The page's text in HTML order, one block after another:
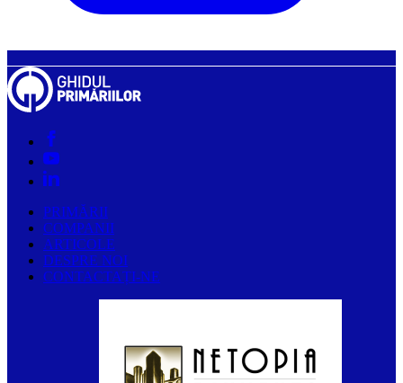
PRIMĂRII
COMPANII
ARTICOLE
DESPRE NOI
CONTACTAȚI-NE